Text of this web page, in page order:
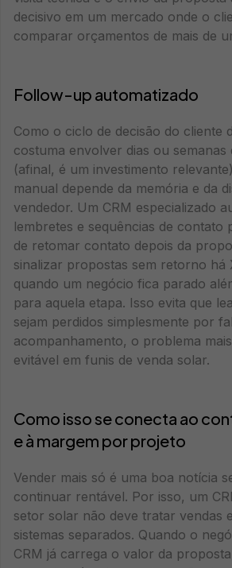
decisivo em um mercado onde o
comparar orçamentos de mais de
Follow-up automatizado
Como o ciclo de decisão do cliente
costuma envolver dias ou semanas
(afinal, é um investimento
manual depende da memória e da
vendedor. Um CRM especializado
lembretes e sequências de contato
de retomar contato depois da
sinalizar propostas sem retorno há
quando um negócio fica parado
para aquela etapa. Isso evita que
sejam perdidos simplesmente por
acompanhamento, o problema
evitável em funis de venda solar.
Como isso se conecta ao
e à margem por projeto
Vender mais só é uma boa notícia
continuar rentável. Por isso, um
setor solar não deve tratar vendas
sistemas separados. Quando o
CRM já carrega o valor da